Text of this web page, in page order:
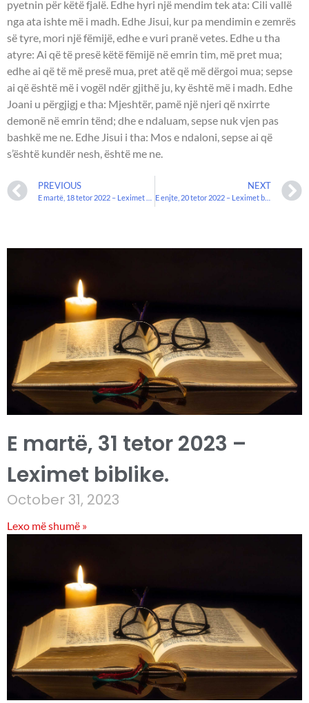
pyetnin për këtë fjalë. Edhe hyri një mendim tek ata: Cili vallë
nga ata ishte më i madh. Edhe Jisui, kur pa mendimin e zemrës
së tyre, mori një fëmijë, edhe e vuri pranë vetes. Edhe u tha
atyre: Ai që të presë këtë fëmijë në emrin tim, më pret mua;
edhe ai që të më presë mua, pret atë që më dërgoi mua; sepse
ai që është më i vogël ndër gjithë ju, ky është më i madh. Edhe
Joani u përgjigj e tha: Mjeshtër, pamë një njeri që nxirrte
demonë në emrin tënd; dhe e ndaluam, sepse nuk vjen pas
bashkë me ne. Edhe Jisui i tha: Mos e ndaloni, sepse ai që
s’është kundër nesh, është me ne.
PREVIOUS NEXT
E enjte, 20 tetor 2022 – Leximet biblike.
E martë, 31 tetor 2023 –
Leximet biblike.
October 31, 2023
Lexo më shumë »